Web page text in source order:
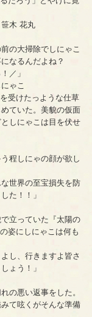
木 花丸
の大掃除でしにゃこ
なるんだよね？
／」
ゃこ
受けたっような仕草
ていた。美貌の仮面
しにゃこは目を伏せ
程しにゃの顔が欲し
世界の至宝損失を防
た！！」
立っていた『太陽の
姿にしにゃこは何も
し、行きますよ皆さ
ょう！」
の悪い返事をした。
て呟くがそんな準備